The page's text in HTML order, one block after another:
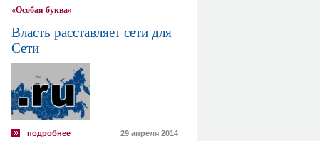
«Особая буква»
Власть расставляет сети для
Сети
подробнее 29 апреля 2014